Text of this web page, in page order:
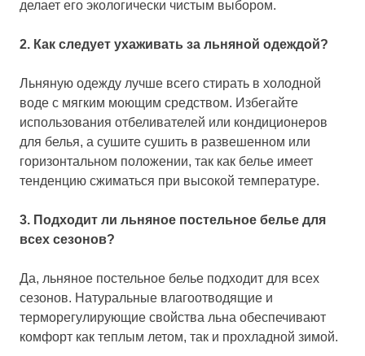
делает его экологически чистым выбором.
2. Как следует ухаживать за льняной одеждой?
Льняную одежду лучше всего стирать в холодной
воде с мягким моющим средством. Избегайте
использования отбеливателей или кондиционеров
для белья, а сушите сушить в развешенном или
горизонтальном положении, так как белье имеет
тенденцию сжиматься при высокой температуре.
3. Подходит ли льняное постельное белье для
всех сезонов?
Да, льняное постельное белье подходит для всех
сезонов. Натуральные влагоотводящие и
терморегулирующие свойства льна обеспечивают
комфорт как теплым летом, так и прохладной зимой.